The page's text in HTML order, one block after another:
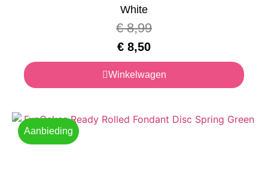
White
€8,99
€ 8,50
Winkelwagen
Aanbieding